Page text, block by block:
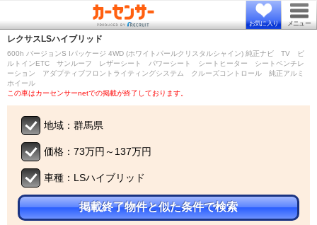
お気に入り メニュー
レクサス LSハイブリッド
600h バージョンS Iパッケージ 4WD (ホワイトパールクリスタルシャイン) 純正ナビ TV ビ
ルトインETC サンルーフ レザーシート パワーシート シートヒーター シートベンチレ
ーション アダプティブフロントライティングシステム クルーズコントロール 純正アルミ
ホイール
この車はカーセンサーnetでの掲載が終了しております。
地域：群馬県
価格：73万円～137万円
車種：LSハイブリッド
掲載終了物件と似た条件で検索